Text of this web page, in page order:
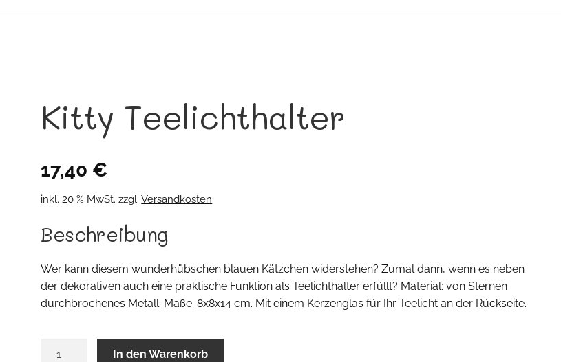
Kitty Teelichthalter
17,40 €
inkl. 20 % MwSt. zzgl.Versandkosten
Beschreibung
Wer kann diesem wunderhübschen blauen Kätzchen widerstehen? Zumal dann, wenn es neben
der dekorativen auch eine praktische Funktion als Teelichthalter erfüllt? Material: von Sternen
durchbrochenes Metall. Maße: 8x8x14 cm. Mit einem Kerzenglas für Ihr Teelicht an der Rückseite.
In den Warenkorb